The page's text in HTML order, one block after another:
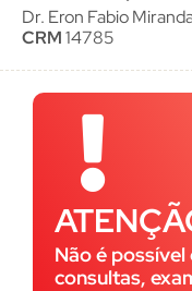
Dr. Eron Fabio
CRM14785
Não é
consultas,